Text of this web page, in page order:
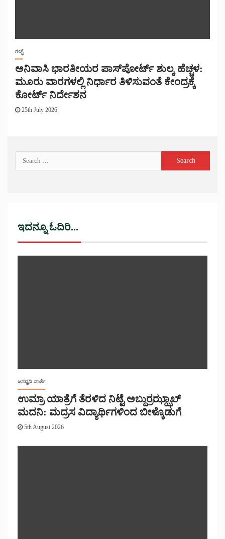
ಗಲ್ಫ್
ಅನಿವಾಸಿ ಭಾರತೀಯರ ಪಾಸ್‌ಪೋರ್ಟ್ ಶುಲ್ಕ ಹೆಚ್ಚಳ:
ಮೂರು ವಾರಗಳಲ್ಲಿ ನಿರ್ಧಾರ ತಿಳಿಸುವಂತೆ ಕೇಂದ್ರಕ್ಕೆ
ಕೋರ್ಟ್ ನಿರ್ದೇಶನ
25th July 2026
ಇದನ್ನೂ ಓದಿರಿ...
ಜನಧ್ವನಿ ವಾರ್ತೆ
ಉಮ್ರಾ ಯಾತ್ರೆಗೆ ತೆರಳಿದ ನಿಟ್ಟೆ ಅಬ್ದುರ್ರಝ್ಝಾಖ್
ಮದನಿ: ಮದ್ರಸ ವಿದ್ಯಾರ್ಥಿಗಳಿಂದ ಬೀಳ್ಕೊಡುಗೆ
5th August 2026